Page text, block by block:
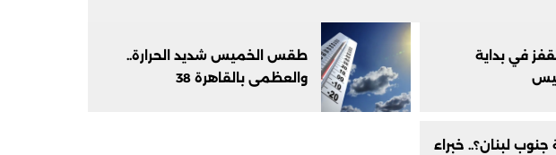
في بداية
طقس الخميس شديد الحرارة..
والعظمى بالقاهرة 38
لبنان؟.. خبراء